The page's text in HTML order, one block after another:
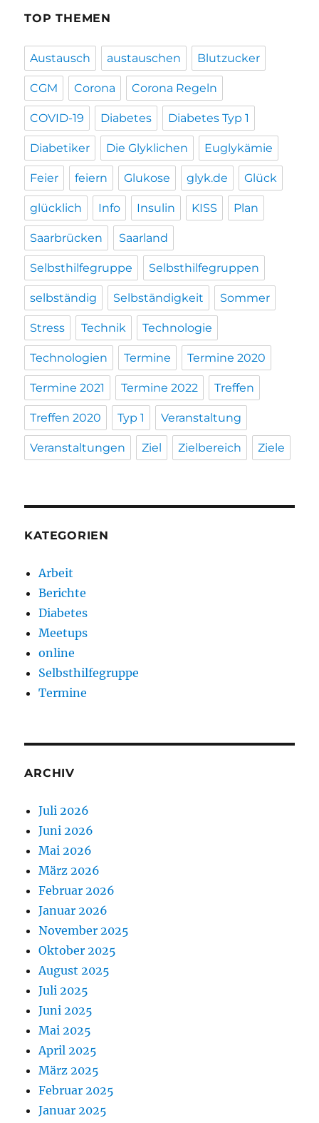
TOP THEMEN
Austausch austauschen Blutzucker
CGM Corona Corona Regeln
COVID-19 Diabetes Diabetes Typ 1
Diabetiker Die Glyklichen Euglykämie
Feier feiern Glukose glyk.de Glück
glücklich Info Insulin KISS Plan
Saarbrücken Saarland
Selbsthilfegruppe Selbsthilfegruppen
selbständig Selbständigkeit Sommer
Stress Technik Technologie
Technologien Termine Termine 2020
Termine 2021 Termine 2022 Treffen
Treffen 2020 Typ 1 Veranstaltung
Veranstaltungen Ziel Zielbereich Ziele
KATEGORIEN
Arbeit
Berichte
Diabetes
Meetups
online
Selbsthilfegruppe
Termine
ARCHIV
Juli 2026
Juni 2026
Mai 2026
März 2026
Februar 2026
Januar 2026
November 2025
Oktober 2025
August 2025
Juli 2025
Juni 2025
Mai 2025
April 2025
März 2025
Februar 2025
Januar 2025